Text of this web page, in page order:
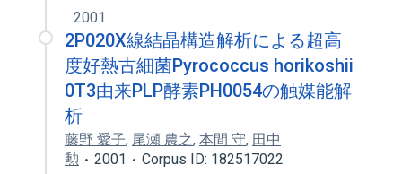
2001
2P020X線結晶構造解析による超高
度好熱古細菌Pyrococcus horikoshii
0T3由来PLP酵素PH0054の触媒能解
析
藤野 愛子, 尾瀬 農之, 本間 守, 田中
勲
2001 Corpus ID: 182517022